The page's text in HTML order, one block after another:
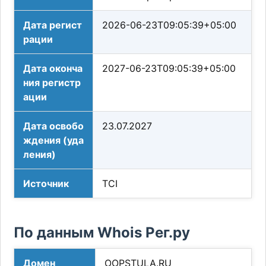
Дата регист
рации
2026-06-23T09:05:39+05:00
Дата оконча
ния регистр
ации
2027-06-23T09:05:39+05:00
Дата освобо
ждения (уда
ления)
23.07.2027
Источник TCI
По данным Whois Рег.ру
Домен OOPSTULA.RU